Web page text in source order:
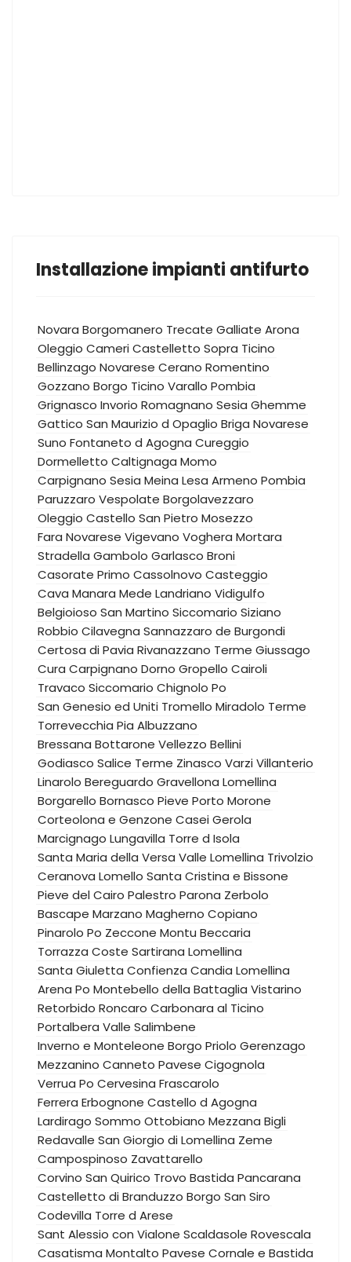
Installazione impianti antifurto
Novara Borgomanero Trecate Galliate Arona
Oleggio CameriCastelletto Sopra Ticino
Bellinzago Novarese Cerano Romentino
Gozzano Borgo Ticino Varallo Pombia
Grignasco Invorio Romagnano Sesia Ghemme
Gattico San Maurizio d Opaglio Briga Novarese
Suno Fontaneto d Agogna Cureggio
Dormelletto Caltignaga Momo
Carpignano Sesia Meina Lesa Armeno Pombia
Paruzzaro Vespolate Borgolavezzaro
Oleggio Castello San Pietro Mosezzo
Fara Novarese Vigevano Voghera Mortara
Stradella Gambolo Garlasco Broni
Casorate Primo Cassolnovo Casteggio
Cava Manara Mede Landriano Vidigulfo
Belgioioso San Martino Siccomario Siziano
Robbio Cilavegna Sannazzaro de Burgondi
Certosa di Pavia Rivanazzano Terme Giussago
Cura Carpignano Dorno Gropello Cairoli
Travaco Siccomario Chignolo Po
San Genesio ed Uniti Tromello Miradolo Terme
Torrevecchia Pia Albuzzano
Bressana Bottarone Vellezzo Bellini
Godiasco Salice Terme Zinasco VarziVillanterio
Linarolo Bereguardo Gravellona Lomellina
Borgarello Bornasco Pieve Porto Morone
Corteolona e Genzone Casei Gerola
Marcignago Lungavilla Torre d Isola
Santa Maria della Versa Valle Lomellina Trivolzio
Ceranova Lomello Santa Cristina e Bissone
Pieve del Cairo Palestro Parona Zerbolo
Bascape Marzano Magherno Copiano
Pinarolo Po Zeccone Montu Beccaria
Torrazza Coste Sartirana Lomellina
Santa Giuletta Confienza Candia Lomellina
Arena Po Montebello della Battaglia Vistarino
Retorbido Roncaro Carbonara al Ticino
Portalbera Valle Salimbene
Inverno e Monteleone Borgo Priolo Gerenzago
Mezzanino Canneto Pavese Cigognola
Verrua Po Cervesina Frascarolo
Ferrera Erbognone Castello d Agogna
Lardirago Sommo Ottobiano Mezzana Bigli
Redavalle San Giorgio di Lomellina Zeme
Campospinoso Zavattarello
Corvino San Quirico Trovo Bastida Pancarana
Castelletto di Branduzzo Borgo San Siro
Codevilla Torre d Arese
Sant Alessio con Vialone Scaldasole Rovescala
Casatisma Montalto Pavese Cornale e Bastida